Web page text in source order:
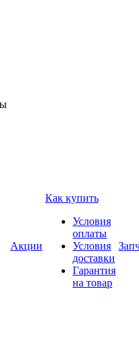
Акции
Как купить
Условия
оплаты
Условия
доставки
Гарантия
на товар